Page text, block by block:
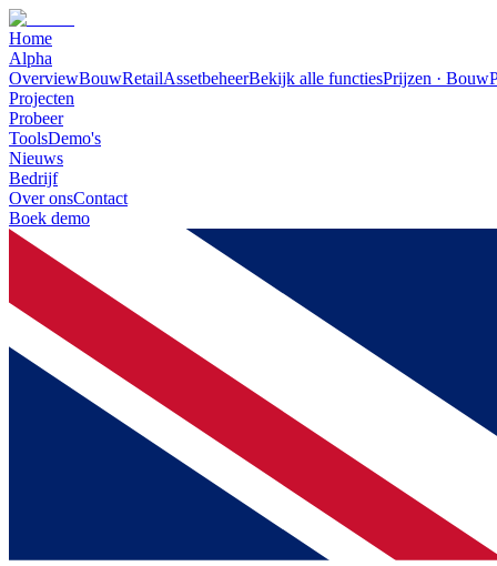
Home
Alpha
OverviewBouwRetailAssetbeheerBekijk alle functiesPrijzen · Bouw
Projecten
Probeer
ToolsDemo's
Nieuws
Bedrijf
Over onsContact
Boek demo